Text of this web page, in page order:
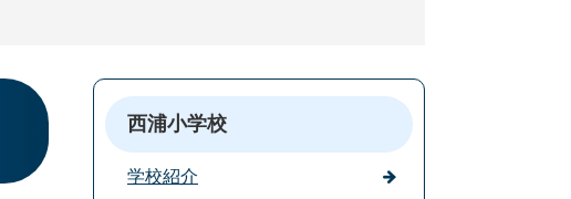
西浦小学校
学校紹介